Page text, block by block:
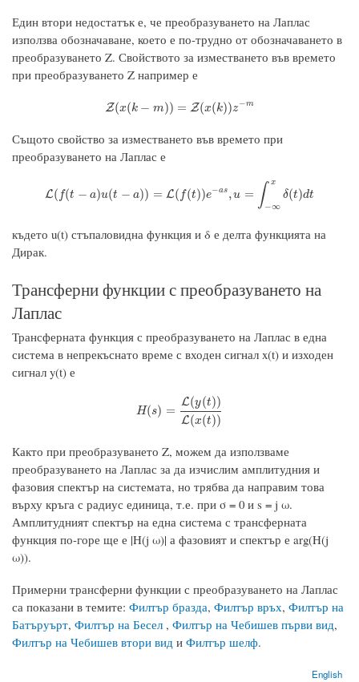
Един втори недостатък е, че преобразуването на Лаплас
използва обозначаване, което е по-трудно от обозначаването в
преобразуването Z. Свойството за изместването във времето
при преобразуването Z например е
Z(x(k − m)) = Z(x(k))z−m
Z(x (k −m)) =Z (x(k))z−m
Същото свойство за изместването във времето при
преобразуването на Лаплас е
L( f(t − a)u(t − a)) = L( f(t))e−as ,u = ∫ x
−∞
δ(t)dt
L (f(t−a) u(t −a) =L (f(t ))e−as,u=∫−∞xδ t)
където u(t) стъпаловидна функция и δ е делта функцията на
Дирак.
Трансферни функции с преобразуването на
Лаплас
Трансферната функция с преобразуването на Лаплас в една
система в непрекъснато време с входен сигнал x(t) и изходен
сигнал y(t) е
H(s) =
L(y(t))
L(x(t))
H(s)= L( y(t))L(x(t)
Както при преобразуването Z, можем да използваме
преобразуването на Лаплас за да изчислим амплитудния и
фазовия спектър на системата, но трябва да направим това
върху кръга с радиус единица, т.е. при σ = 0 и s = j ω.
Амплитудният спектър на една система с трансферната
функция по-горе ще е |H(j ω)| а фазовият и спектър е arg(H(j
ω)).
Примерни трансферни функции с преобразуването на Лаплас
са показани в темите: Филтър бразда, Филтър връх, Филтър на
Батъруърт, Филтър на Бесел , Филтър на Чебишев първи вид,
Филтър на Чебишев втори вид и Филтър шелф.
English